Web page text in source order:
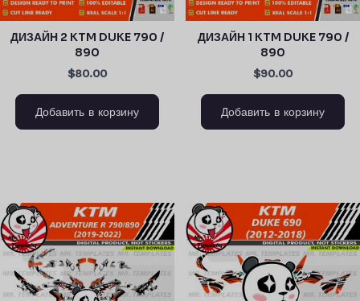
ДИЗАЙН 2 KTM DUKE 790 /
890
$80.00
Добавить в корзину
ДИЗАЙН 1 KTM DUKE 790 /
890
$90.00
Добавить в корзину